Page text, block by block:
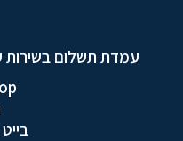
עמדת תשלום בשירות
בייט